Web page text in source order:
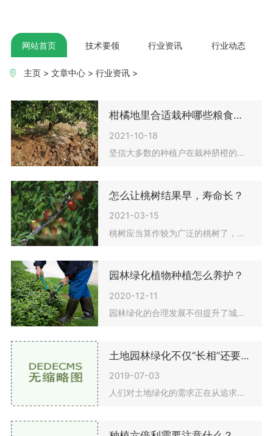
网站首页 技术要领 行业资讯 行业动态
主页> 文章中心> 行业资讯>
柑橘地里合适栽种哪些粮食作物
2021-10-18
坚信大多数的种植户在栽种脐橙的情况下，假如有效的栽植相对密度，便会使地里的间隙留出非常大的室内空间，此刻如果不栽种一些粮食作物得话，便会使一些恶变的野草迅速的生长
怎么让桃树结果早，寿命长？
2021-03-15
桃树应当算作较为广泛的桃树了，不但种植总面积大，种植范畴也广，归属于一种通俗性的桃树，由南到北都能够种植，不象荔技、青芒、柑桔、香蕉苹果等桃树，只适合在南方地区栽种。在桃树的种植中，一直有“桃三杏四梨五年”的叫法，换句话说种植桃树，要进到开
园林绿化植物种植怎么养护？
2020-12-11
园林绿化的合理发展不但提升了城市绿化的观赏价值内函，也对管理方面明确提出了各个方面的技术标准。另外，必须将技术性与园林绿化相统一，高度重视多样化技术性于具体发展趋势的运用，从而促进栽培技术能协同系统技术性合理提升，实现绿色植物对自然环境、绿
土地园林绿化不仅“长相”还要使用价值
2019-07-03
人们对土地绿化的需求正在从追求绿化、着色、美化的“色彩价值”上升到追求生态、功能和文化价值。近日，浙江省林业厅发言人兼副厅长杨友平在录制浙江广电集团“林业欢迎发言人”时表示。中国园林网8月15日电:人们对土地绿化的需求正在从追求绿化、着色和